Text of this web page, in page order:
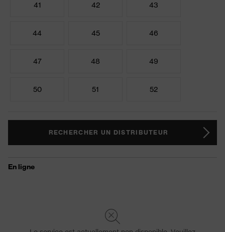
41 42 43
44 45 46
47 48 49
50 51 52
RECHERCHER UN DISTRIBUTEUR